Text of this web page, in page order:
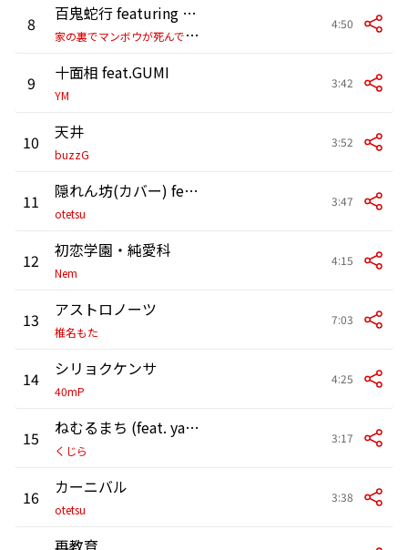
8
百鬼蛇行 featuring 綾 (CV:柿原徹也) & 唯 (CV:山下大輝)
家
の裏でマンボウが死んでるP
4:50
9 十面相 feat.GUMI
YM
3:42
10 天井
buzzG
3:52
11 隠れん坊(カバー) feat.灯油
otetsu
3:47
12 初恋学園・純愛科
Nem
4:15
13 アストロノーツ
椎名もた
7:03
14 シリョクケンサ
40mP
4:25
15 ねむるまち (feat. yama)
くじら
3:17
16 カーニバル
otetsu
3:38
再教育